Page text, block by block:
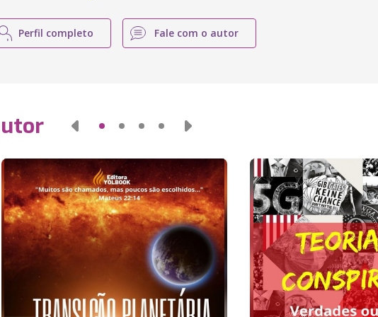
Perfil completo Fale com o autor